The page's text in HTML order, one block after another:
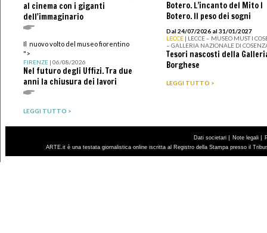
al cinema con i giganti
dell'immaginario
Il nuovo volto del museo fiorentino
">
FIRENZE| 06/08/2026
Nel futuro degli Uffizi. Tra due
anni la chiusura dei lavori
LEGGI TUTTO >
Botero. L’incanto del Mito I
Botero. Il peso dei sogni
Dal 24/07/2026 al 31/01/2027
LECCE | LECCE – MUSEO MUST I
– GALLERIA NAZIONALE DI
Tesori nascosti della
Borghese
LEGGI TUTTO >
Dati societari | Note legali |
ARTE.it è una testata giornalistica online iscritta al Registro della Stampa presso il